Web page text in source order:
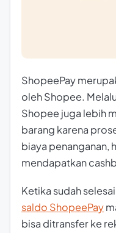
ShopeePay
oleh Shopee.
Shopee juga lebih
barang karena
biaya penanganan,
mendapatkan
Ketika sudah
saldo ShopeePay
bisa ditransfer ke